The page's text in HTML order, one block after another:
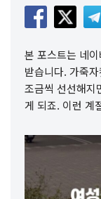
본 포스트는 네
받습니다. 가죽
조금씩 선선해지
게 되죠. 이런 계